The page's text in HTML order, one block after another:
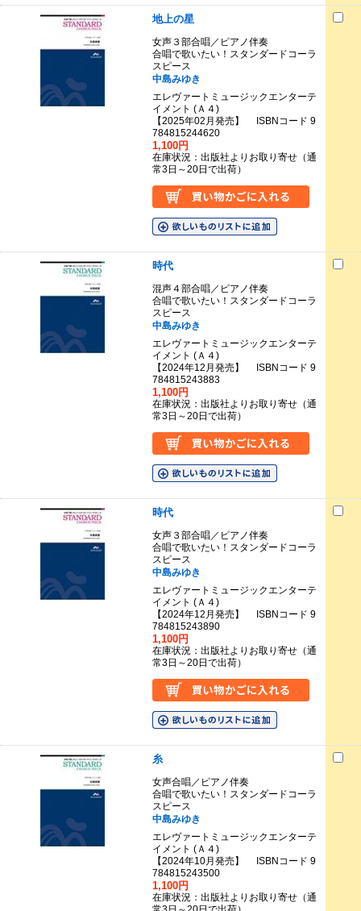
地上の星
女声３部合唱／ピアノ伴奏
合唱で歌いたい！スタンダードコーラ
スピース
中島みゆき
エレヴァートミュージックエンターテ
イメント (Ａ４)
【2025年02月発売】 ISBNコード 9
784815244620
1,100円
在庫状況：出版社よりお取り寄せ（通
常3日～20日で出荷）
時代
混声４部合唱／ピアノ伴奏
合唱で歌いたい！スタンダードコーラ
スピース
中島みゆき
エレヴァートミュージックエンターテ
イメント (Ａ４)
【2024年12月発売】 ISBNコード 9
784815243883
1,100円
在庫状況：出版社よりお取り寄せ（通
常3日～20日で出荷）
時代
女声３部合唱／ピアノ伴奏
合唱で歌いたい！スタンダードコーラ
スピース
中島みゆき
エレヴァートミュージックエンターテ
イメント (Ａ４)
【2024年12月発売】 ISBNコード 9
784815243890
1,100円
在庫状況：出版社よりお取り寄せ（通
常3日～20日で出荷）
糸
女声合唱／ピアノ伴奏
合唱で歌いたい！スタンダードコーラ
スピース
中島みゆき
エレヴァートミュージックエンターテ
イメント (Ａ４)
【2024年10月発売】 ISBNコード 9
784815243500
1,100円
在庫状況：出版社よりお取り寄せ（通